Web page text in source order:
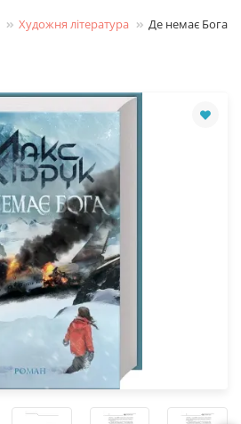
Художня література Де немає Бога